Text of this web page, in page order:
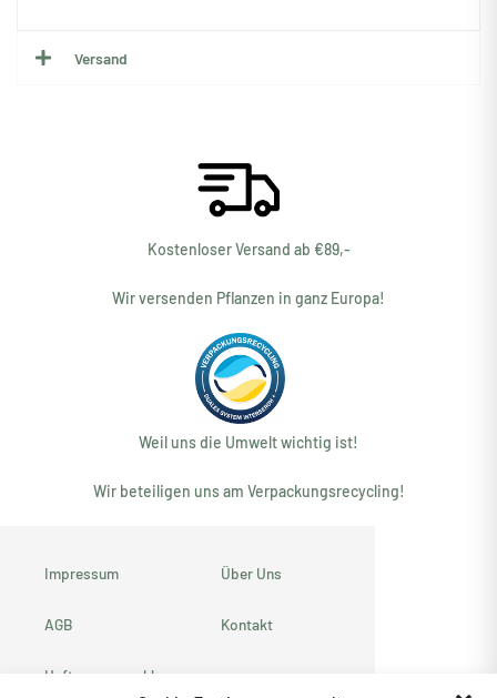
Versand
Kostenloser Versand ab €89,-
Wir versenden Pflanzen in ganz Europa!
Weil uns die Umwelt wichtig ist!
Wir beteiligen uns am Verpackungsrecycling!
Impressum
AGB
Haftungsausschluss
Über Uns
Kontakt